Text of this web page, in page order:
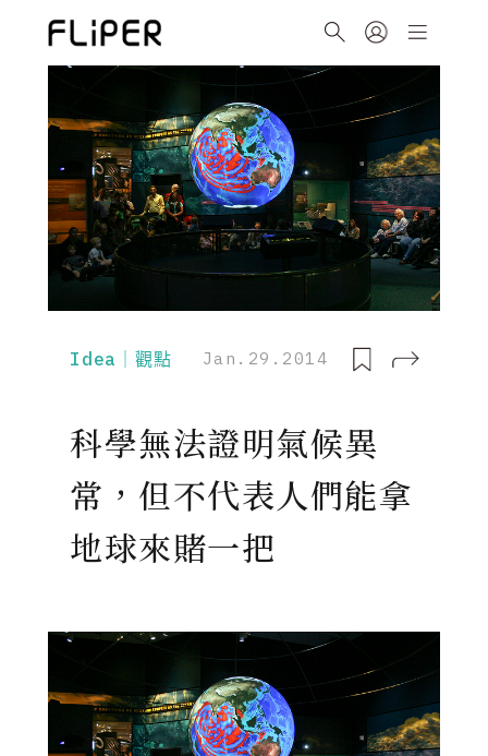
Idea｜觀點 Jan.29.2014
科學無法證明氣候異
常，但不代表人們能拿
地球來賭一把